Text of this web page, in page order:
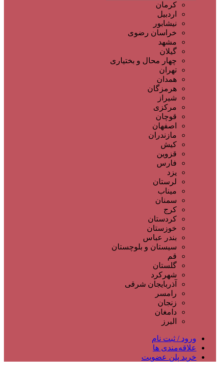
کرمان
اردبیل
نیشابور
خراسان رضوی
مشهد
گیلان
چهار محال و بختیاری
تهران
همدان
هرمزگان
شیراز
مرکزی
قوچان
اصفهان
مازندران
کیش
قزوین
فارس
یزد
لرستان
میناب
سمنان
کرج
کردستان
خوزستان
بندر عباس
سیستان و بلوچستان
قم
گلستان
شهرکرد
آذربایجان شرقی
رامسر
زنجان
دامغان
البرز
ورود / ثبت نام
علاقه‌مندی ها
خرید پلن عضویت